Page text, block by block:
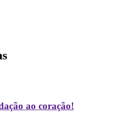
ao coração!